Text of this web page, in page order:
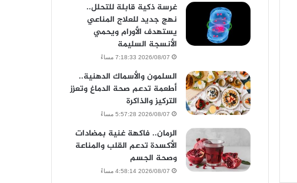
غرسة ذكية قابلة للتحلل..
نهج جديد للعلاج المناعي
يستهدف الأورام ويحمي
الأنسجة السليمة
2026/08/07 7:18:33 مساءً
السلمون والأسماك الدهنية..
أطعمة تدعم صحة الدماغ وتعزز
التركيز والذاكرة
2026/08/07 5:57:28 مساءً
الرمان.. فاكهة غنية بمضادات
الأكسدة تدعم القلب والمناعة
وصحة الجسم
2026/08/07 4:58:14 مساءً